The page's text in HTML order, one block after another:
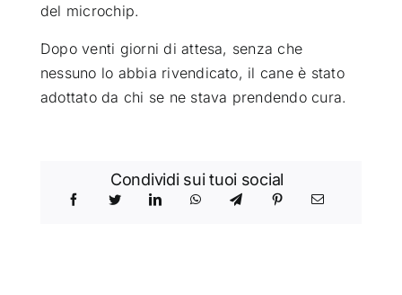
SEMPRE CON ME
del microchip.
Dopo venti giorni di attesa, senza che
nessuno lo abbia rivendicato, il cane è stato
adottato da chi se ne stava prendendo cura.
Condividi sui tuoi social